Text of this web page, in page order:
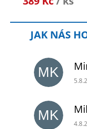
MK
MK